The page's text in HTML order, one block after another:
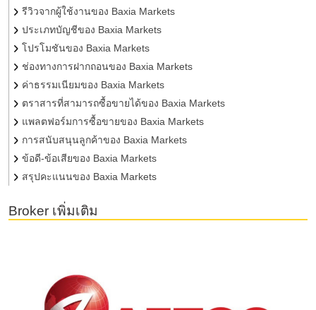
รีวิวจากผู้ใช้งานของ Baxia Markets
ประเภทบัญชีของ Baxia Markets
โปรโมชันของ Baxia Markets
ช่องทางการฝากถอนของ Baxia Markets
ค่าธรรมเนียมของ Baxia Markets
ตราสารที่สามารถซื้อขายได้ของ Baxia Markets
แพลตฟอร์มการซื้อขายของ Baxia Markets
การสนับสนุนลูกค้าของ Baxia Markets
ข้อดี-ข้อเสียของ Baxia Markets
สรุปคะแนนของ Baxia Markets
Broker เพิ่มเติม